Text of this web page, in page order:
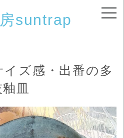
suntrap
ズ感・出番の多
皿